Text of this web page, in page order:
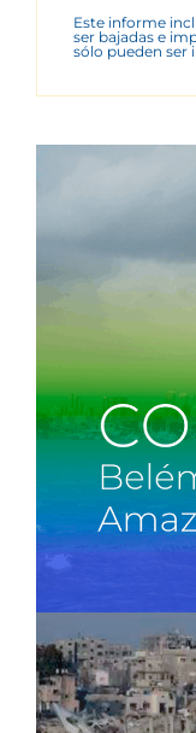
Este informe
ser bajadas e
sólo pueden ser